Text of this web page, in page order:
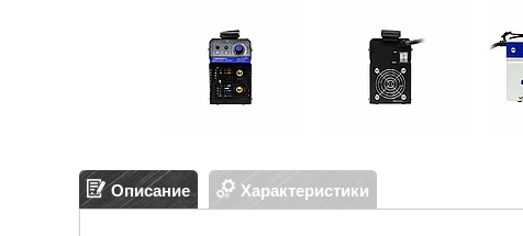
Описание Характеристики